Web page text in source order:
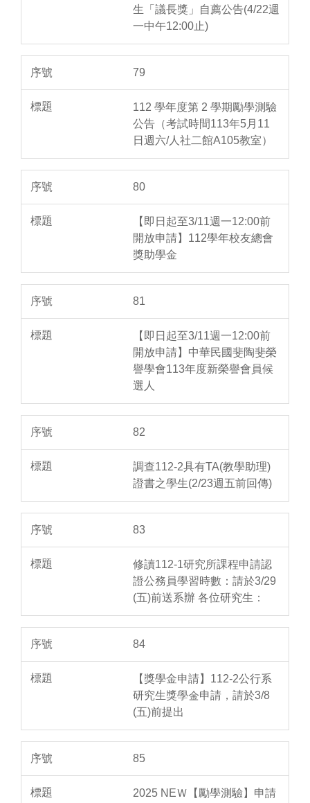
生「議長獎」自薦公告(4/22週
一中午12:00止)
79
112 學年度第 2 學期勵學測驗
公告（考試時間113年5月11
日週六/人社二館A105教室）
80
【即日起至3/11週一12:00前
開放申請】112學年校友總會
獎助學金
81
【即日起至3/11週一12:00前
開放申請】中華民國斐陶斐榮
譽學會113年度新榮譽會員候
選人
82
調查112-2具有TA(教學助理)
證書之學生(2/23週五前回傳)
83
修讀112-1研究所課程申請認
證公務員學習時數：請於3/29
(五)前送系辦 各位研究生：
84
【獎學金申請】112-2公行系
研究生獎學金申請，請於3/8
(五)前提出
85
2025 NEＷ【勵學測驗】申請